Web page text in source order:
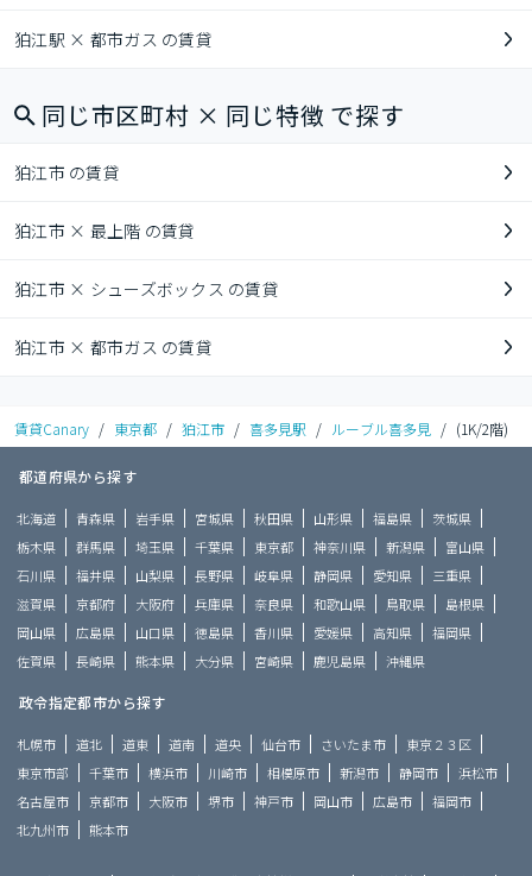
狛江駅 × 都市ガス の賃貸
同じ市区町村 × 同じ特徴 で探す
狛江市 の賃貸
狛江市 × 最上階 の賃貸
狛江市 × シューズボックス の賃貸
狛江市 × 都市ガス の賃貸
賃貸Canary / 東京都 / 狛江市 / 喜多見駅 / ルーブル喜多見 / (1K/2階)
都道府県から探す
北海道 青森県 岩手県 宮城県 秋田県 山形県 福島県
茨城県
栃木県
群馬県 埼玉県 千葉県 東京都 神奈川県 新潟県
富山県
石川県
福井県 山梨県 長野県 岐阜県 静岡県 愛知県
三重県
滋賀県
京都府 大阪府 兵庫県 奈良県 和歌山県 鳥取県
島根県
岡山県
広島県 山口県 徳島県 香川県 愛媛県 高知県
福岡県
佐賀県
長崎県 熊本県 大分県 宮崎県 鹿児島県 沖縄県
政令指定都市から探す
札幌市 道北 道東 道南 道央 仙台市 さいたま市
東京２３区
東京市部
千葉市 横浜市 川崎市 相模原市 新潟市 静岡市
浜松市
名古屋市
京都市 大阪市 堺市 神戸市 岡山市 広島市
福岡市
北九州市
熊本市